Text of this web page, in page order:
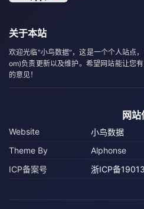
关于本站
欢迎光临"小鸟数据"，这是一个个人站点
om)负责更新以及维护。希望网站能让您
的意见！
网
Website
小鸟数据
Theme By
Alphonse
ICP备案号
浙ICP备